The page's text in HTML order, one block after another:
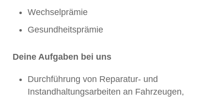
Wechselprämie
Gesundheitsprämie
Deine Aufgaben bei uns
Durchführung von Reparatur- und
Instandhaltungsarbeiten an Fahrzeugen,